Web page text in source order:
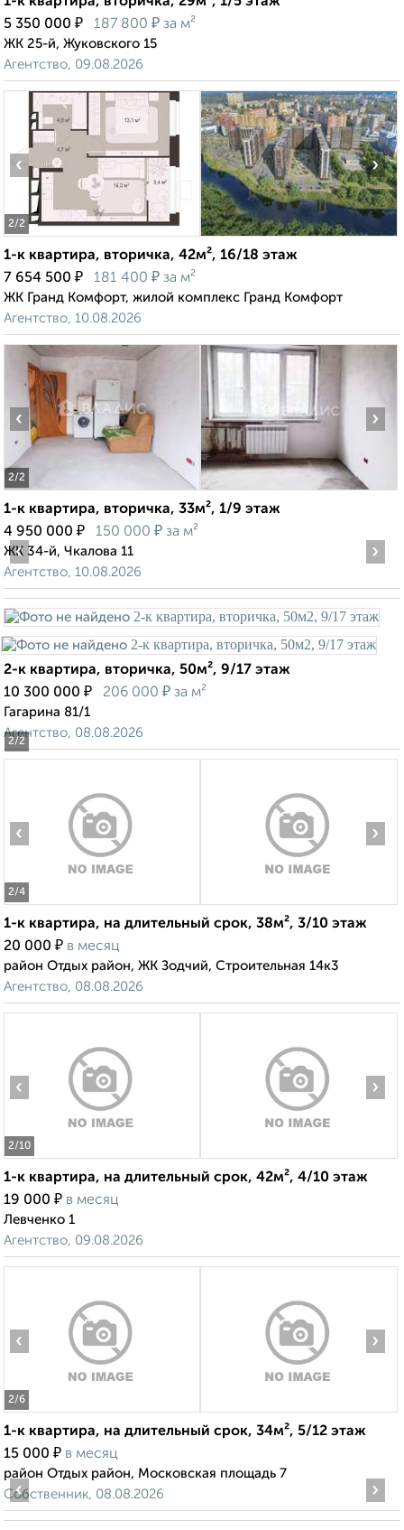
5 350 000 ₽ 187 800 ₽ за м²
ЖК 25-й, Жуковского 15
Агентство, 09.08.2026
2/2
‹ ›
1-к квартира, вторичка, 42м², 16/18 этаж
7 654 500 ₽ 181 400 ₽ за м²
ЖК Гранд Комфорт, жилой комплекс Гранд Комфорт
Агентство, 10.08.2026
2/2
‹ ›
1-к квартира, вторичка, 33м², 1/9 этаж
4 950 000 ₽ 150 000 ₽ за м²
ЖК 34-й, Чкалова 11
Агентство, 10.08.2026
2/2
‹ ›
2-к квартира, вторичка, 50м², 9/17 этаж
10 300 000 ₽ 206 000 ₽ за м²
Гагарина 81/1
Агентство, 08.08.2026
2/4
‹ ›
1-к квартира, на длительный срок, 38м², 3/10 этаж
20 000 ₽ в месяц
район Отдых район, ЖК Зодчий, Строительная 14к3
Агентство, 08.08.2026
2/10
‹ ›
1-к квартира, на длительный срок, 42м², 4/10 этаж
19 000 ₽ в месяц
Левченко 1
Агентство, 09.08.2026
2/6
‹ ›
1-к квартира, на длительный срок, 34м², 5/12 этаж
15 000 ₽ в месяц
район Отдых район, Московская площадь 7
Собственник, 08.08.2026
‹ ›